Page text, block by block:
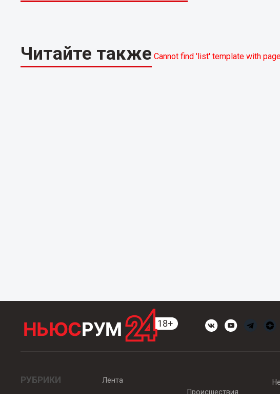
Читайте также Cannot find 'list' template with
РУБРИКИ
Лента
Происшествия